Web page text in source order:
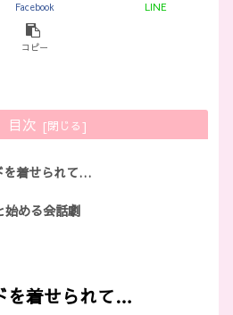
Facebook LINE
コピー
目次
を着せられて…
める会話劇
を着せられて…